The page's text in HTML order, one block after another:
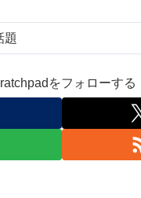
題
をフォローする